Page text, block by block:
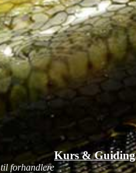
Kurs & Guiding
forhandlere